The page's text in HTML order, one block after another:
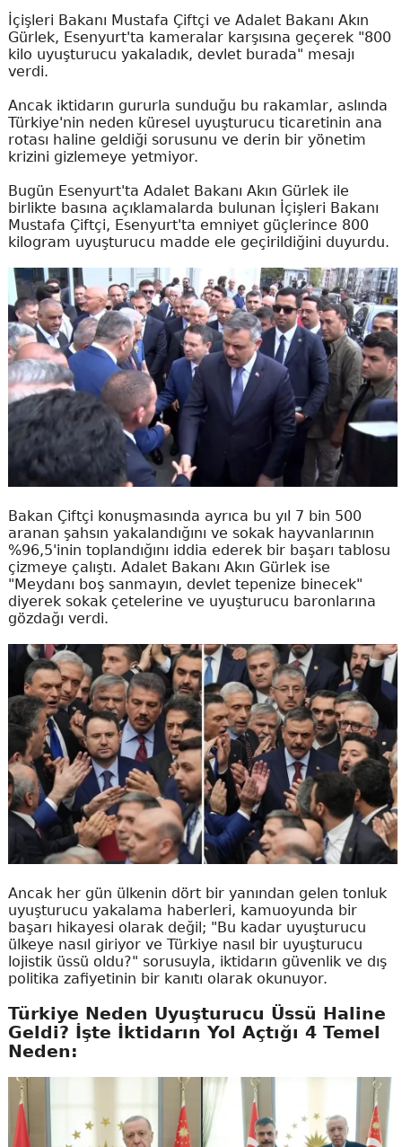
İçişleri Bakanı Mustafa Çiftçi ve Adalet Bakanı Akın
Gürlek, Esenyurt'ta kameralar karşısına geçerek "800
kilo uyuşturucu yakaladık, devlet burada" mesajı
verdi.
Ancak iktidarın gururla sunduğu bu rakamlar, aslında
Türkiye'nin neden küresel uyuşturucu ticaretinin ana
rotası haline geldiği sorusunu ve derin bir yönetim
krizini gizlemeye yetmiyor.
Bugün Esenyurt'ta Adalet Bakanı Akın Gürlek ile
birlikte basına açıklamalarda bulunan İçişleri Bakanı
Mustafa Çiftçi, Esenyurt'ta emniyet güçlerince 800
kilogram uyuşturucu madde ele geçirildiğini duyurdu.
Bakan Çiftçi konuşmasında ayrıca bu yıl 7 bin 500
aranan şahsın yakalandığını ve sokak hayvanlarının
%96,5'inin toplandığını iddia ederek bir başarı tablosu
çizmeye çalıştı. Adalet Bakanı Akın Gürlek ise
"Meydanı boş sanmayın, devlet tepenize binecek"
diyerek sokak çetelerine ve uyuşturucu baronlarına
gözdağı verdi.
Ancak her gün ülkenin dört bir yanından gelen tonluk
uyuşturucu yakalama haberleri, kamuoyunda bir
başarı hikayesi olarak değil; "Bu kadar uyuşturucu
ülkeye nasıl giriyor ve Türkiye nasıl bir uyuşturucu
lojistik üssü oldu?" sorusuyla, iktidarın güvenlik ve dış
politika zafiyetinin bir kanıtı olarak okunuyor.
Türkiye Neden Uyuşturucu Üssü Haline
Geldi? İşte İktidarın Yol Açtığı 4 Temel
Neden: